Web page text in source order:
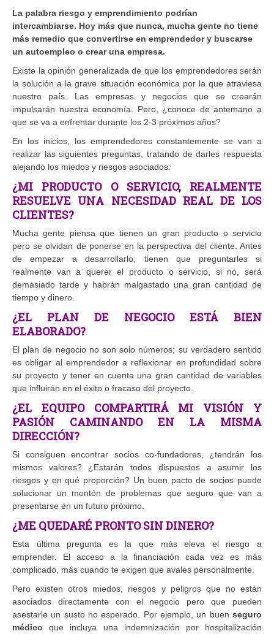
La palabra riesgo y emprendimiento podrían
intercambiarse. Hoy más que nunca, mucha gente no tiene
más remedio que convertirse en emprendedor y buscarse
un autoempleo o crear una empresa.
Existe la opinión generalizada de que los emprendedores serán
la solución a la grave situación económica por la que atraviesa
nuestro país. Las empresas y negocios que se crearán
impulsarán nuestra economía. Pero, ¿conoce de antemano a
que se va a enfrentar durante los 2-3 próximos años?
En los inicios, los emprendedores constantemente se van a
realizar las siguientes preguntas, tratando de darles respuesta
alejando los miedos y riesgos asociados:
¿MI PRODUCTO O SERVICIO, REALMENTE
RESUELVE UNA NECESIDAD REAL DE LOS
CLIENTES?
Mucha gente piensa que tienen un gran producto o servicio
pero se olvidan de ponerse en la perspectiva del cliente. Antes
de empezar a desarrollarlo, tienen que preguntarles si
realmente van a querer el producto o servicio, si no, será
demasiado tarde y habrán malgastado una gran cantidad de
tiempo y dinero.
¿EL PLAN DE NEGOCIO ESTÁ BIEN
ELABORADO?
El plan de negocio no son solo números; su verdadero sentido
es obligar al emprendedor a reflexionar en profundidad sobre
su proyecto y tener en cuenta una gran cantidad de variables
que influirán en el éxito o fracaso del proyecto.
¿EL EQUIPO COMPARTIRÁ MI VISIÓN Y
PASIÓN CAMINANDO EN LA MISMA
DIRECCIÓN?
Si consiguen encontrar socios co-fundadores, ¿tendrán los
mismos valores? ¿Estarán todos dispuestos a asumir los
riesgos y en qué proporción? Un buen pacto de socios puede
solucionar un montón de problemas que seguro que van a
presentarse en un futuro próximo.
¿ME QUEDARÉ PRONTO SIN DINERO?
Esta última pregunta es la que más eleva el riesgo a
emprender. El acceso a la financiación cada vez es más
complicado, más cuando te exigen que avales personalmente.
Pero existen otros miedos, riesgos y peligros que no están
asociados directamente con el negocio pero que pueden
asestarle un susto no esperado. Por ejemplo, un buen seguro
médico que incluya una indemnización por hospitalización